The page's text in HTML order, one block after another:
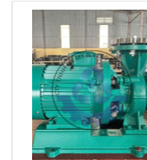
of
5